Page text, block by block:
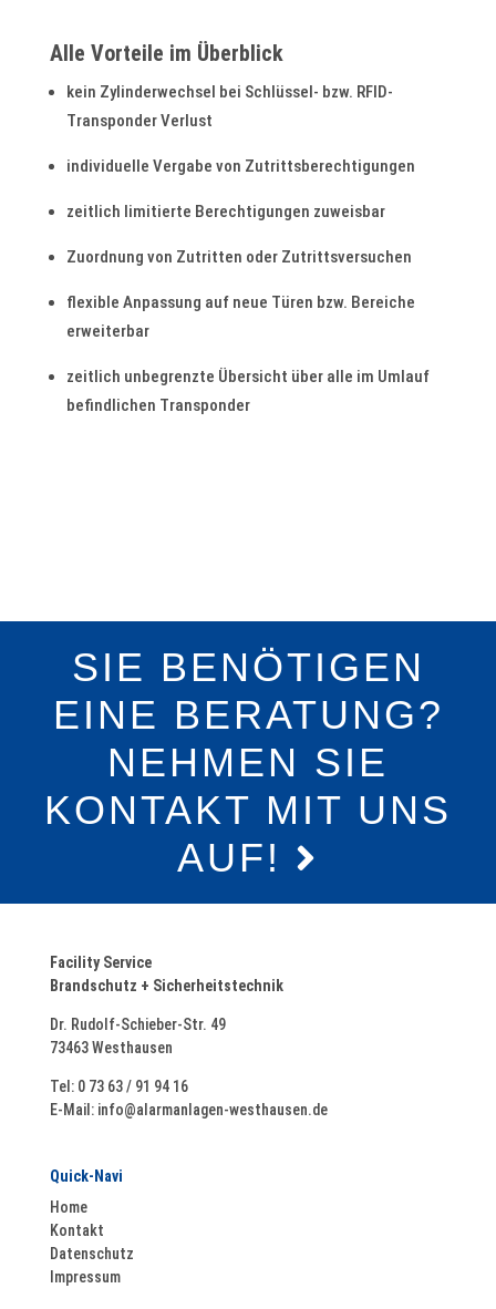
Alle Vorteile im Überblick
kein Zylinderwechsel bei Schlüssel- bzw. RFID-
Transponder Verlust
individuelle Vergabe von Zutrittsberechtigungen
zeitlich limitierte Berechtigungen zuweisbar
Zuordnung von Zutritten oder Zutrittsversuchen
flexible Anpassung auf neue Türen bzw. Bereiche
erweiterbar
zeitlich unbegrenzte Übersicht über alle im Umlauf
befindlichen Transponder
SIE BENÖTIGEN
EINE BERATUNG?
NEHMEN SIE
KONTAKT MIT UNS
AUF!
Facility Service
Brandschutz + Sicherheitstechnik
Dr. Rudolf-Schieber-Str. 49
73463 Westhausen
Tel: 0 73 63 / 91 94 16
E-Mail: info@alarmanlagen-westhausen.de
Quick-Navi
Home
Kontakt
Datenschutz
Impressum
Mit dem
Karte
akzeptiere